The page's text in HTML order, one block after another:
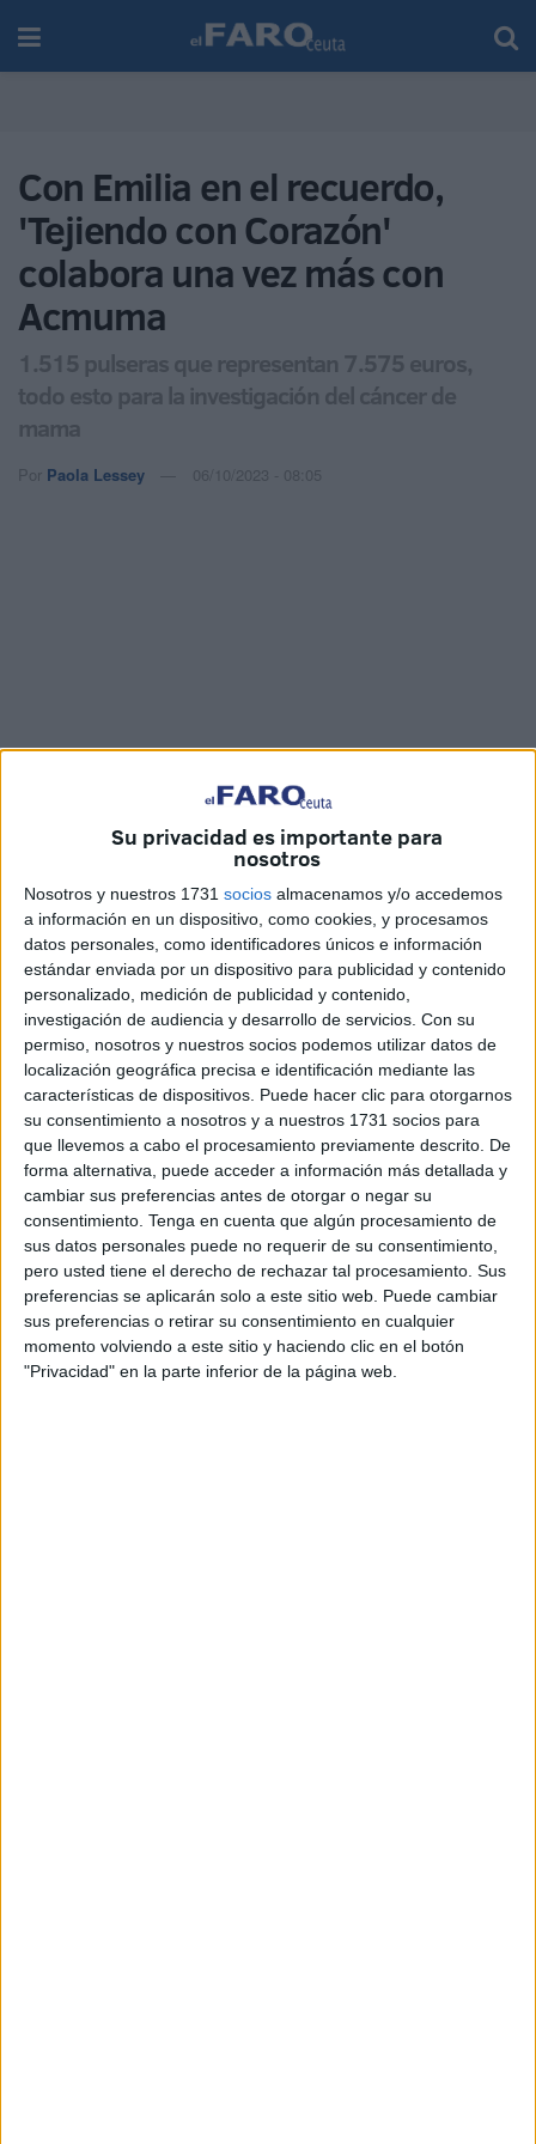
Su privacidad es importante para
nosotros
Nosotros y nuestros 1731 socios almacenamos y/o accedemos
a información en un dispositivo, como cookies, y procesamos
datos personales, como identificadores únicos e información
estándar enviada por un dispositivo para publicidad y contenido
personalizado, medición de publicidad y contenido,
investigación de audiencia y desarrollo de servicios. Con su
permiso, nosotros y nuestros socios podemos utilizar datos de
localización geográfica precisa e identificación mediante las
características de dispositivos. Puede hacer clic para otorgarnos
su consentimiento a nosotros y a nuestros 1731 socios para
que llevemos a cabo el procesamiento previamente descrito. De
forma alternativa, puede acceder a información más detallada y
cambiar sus preferencias antes de otorgar o negar su
consentimiento. Tenga en cuenta que algún procesamiento de
sus datos personales puede no requerir de su consentimiento,
pero usted tiene el derecho de rechazar tal procesamiento. Sus
preferencias se aplicarán solo a este sitio web. Puede cambiar
sus preferencias o retirar su consentimiento en cualquier
momento volviendo a este sitio y haciendo clic en el botón
"Privacidad" en la parte inferior de la página web.
Con Emilia en el recuerdo,
'Tejiendo con Corazón'
colabora una vez más con
Acmuma
1.515 pulseras que representan 7.575 euros,
todo esto para la investigación del cáncer de
mama
Por Paola Lessey 06/10/2023 - 08:05
Fotos y vídeo: Jesús Galindo
Solidaridad, cariño y nostalgia. Eso es lo que se ha
respirado este viernes en la sede Asociación Ceutí de
Mujeres Mastectomizadas(Acmuma), en Ceuta, al recibir
de manos de las mujeres que integran‘Tejiendo con
Corazón’un aporte con un gran significado como parte de
su proyecto ‘Entrelazadas’.
Pero esta no ha sido una entrega como la de años
anteriores, pues ha estado acompañada por el pesar de
haber perdido a una gran compañera. Es por ello que las
integrantes de ‘Tejiendo con Corazón’, han querido dedicar
el proyectoa Emilia, ‘la chacha’,que aunque ya no esté
con ellas físicamente las sigue acompañando.
Visiblemente emocionada, Nuria Buscató, integrante de